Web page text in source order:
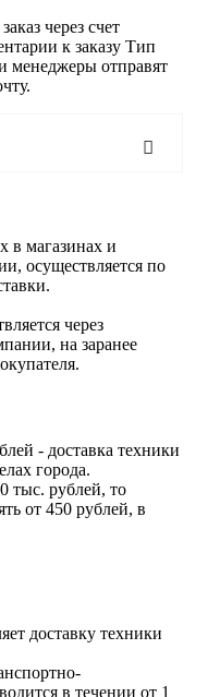
через счет
к заказу Тип
менеджеры отправят
в магазинах и
осуществляется по
через
на заранее
- доставка техники
города.
тыс. рублей, то
от 450 рублей, в
доставку техники
в течении от 1